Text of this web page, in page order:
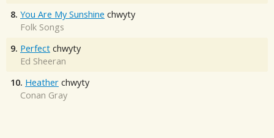
8. You Are My Sunshine chwyty
Folk Songs
9. Perfect chwyty
Ed Sheeran
10. Heather chwyty
Conan Gray